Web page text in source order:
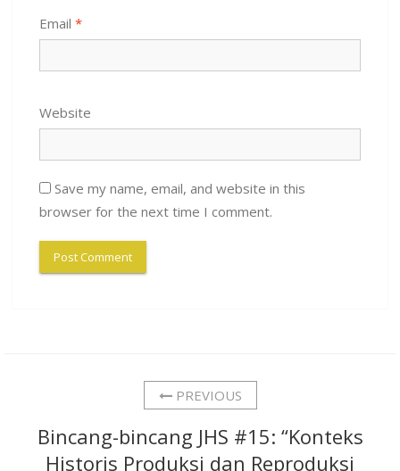
Email *
Website
Save my name, email, and website in this
browser for the next time I comment.
PREVIOUS
Bincang-bincang JHS #15: “Konteks
Historis Produksi dan Reproduksi